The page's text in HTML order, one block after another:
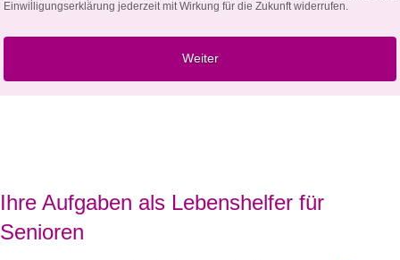
Einwilligungserklärung jederzeit mit Wirkung für die Zukunft widerrufen.
Ihre Aufgaben als Lebenshelfer für
Senioren